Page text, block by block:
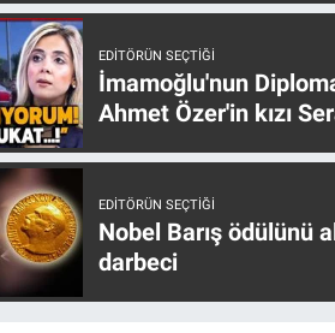
EDITÖRÜN SEÇTIĞI
İmamoğlu'nun
Ahmet Özer'in kızı
EDITÖRÜN SEÇTIĞI
Nobel Barış ödülünü
darbeci